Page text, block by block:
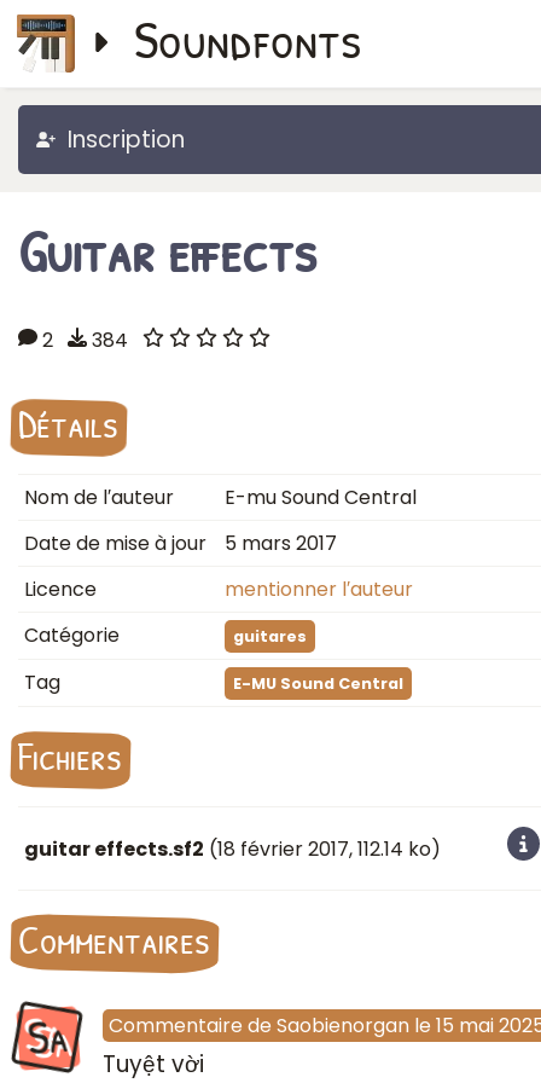
Soundfonts
Inscription
Guitar effects
2 384
Détails
Nom de l′auteur
E-mu Sound Central
Date de mise à jour
5 mars 2017
Licence
mentionner l′auteur
Catégorie
guitares
Tag E-MU Sound Central
Fichiers
guitar effects.sf2 (18 février 2017, 112.14 ko)
Commentaires
Sa Commentaire de Saobienorgan le 15 mai
Tuyệt vời